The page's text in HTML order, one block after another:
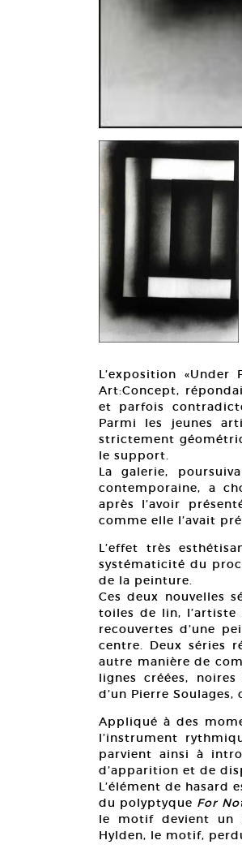
L’exposition
Art:Concept,
et parfois
Parmi les jeunes
strictement
le support.
La galerie,
contemporaine, a
après l’avoir
comme elle l’avait
L’effet très
systématicité du
de la peinture.
Ces deux nouvelles
toiles de lin, l’artiste
recouvertes d’une
centre. Deux séries
autre manière de
lignes créées,
d’un Pierre
Appliqué à des
l’instrument
parvient ainsi à
d’apparition et de
L’élément de hasard
du polyptyque For
le motif devient un
Hylden, le motif,